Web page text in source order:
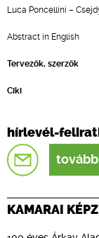
Luca Poncellini –
Abstract in English
Tervezők, szerzők
Ciki
hírlevél-
tovább
KAMARAI